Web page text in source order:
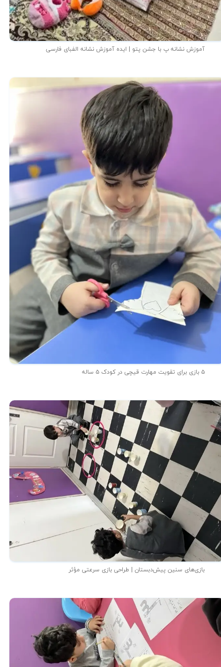
آموزش نشانه پ با جشن پتو | ایده آموزش نشانه الفبای فارسی
۵ بازی برای تقویت مهارت قیچی در کودک ۵ ساله
بازی‌های سنین پیش‌دبستان | طراحی بازی سرعتی مؤثر